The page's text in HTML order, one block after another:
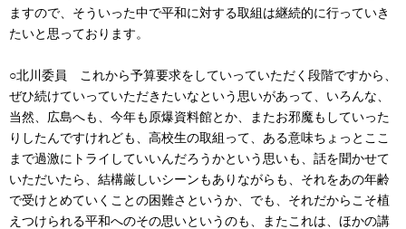
ますので、そういった中で平和に対する取組は継続的に行っていき
たいと思っております。
○北川委員 これから予算要求をしていっていただく段階ですから、
ぜひ続けていっていただきたいなという思いがあって、いろんな、
当然、広島へも、今年も原爆資料館とか、またお邪魔もしていった
りしたんですけれども、高校生の取組って、ある意味ちょっとここ
まで過激にトライしていいんだろうかという思いも、話を聞かせて
いただいたら、結構厳しいシーンもありながらも、それをあの年齢
で受けとめていくことの困難さというか、でも、それだからこそ植
えつけられる平和へのその思いというのも、またこれは、ほかの講